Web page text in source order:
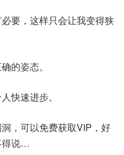
要，这样只会让我变得狭
的姿态。
快速进步。
，可以免费获取VIP，好
得说…